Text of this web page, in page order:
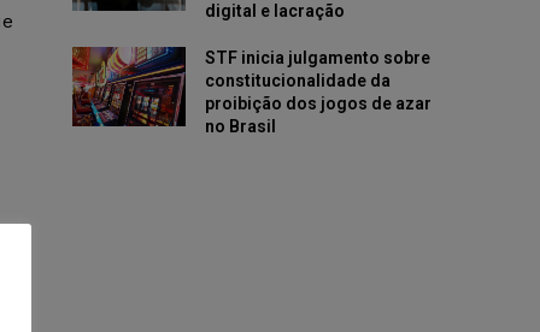
digital e lacração
STF inicia julgamento sobre
constitucionalidade da
proibição dos jogos de azar
no Brasil